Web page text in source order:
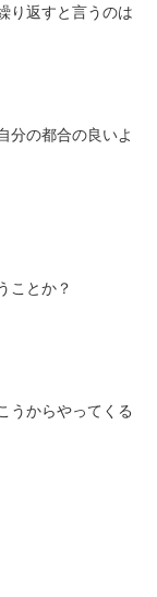
り返すと言うのは
分の都合の良いよ
ことか？
うからやってくる